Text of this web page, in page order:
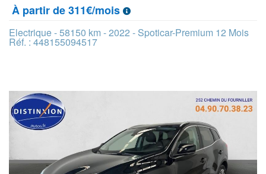
À partir de 311€/mois
Electrique - 58150 km - 2022 - Spoticar-Premium 12 Mois
Réf. : 448155094517